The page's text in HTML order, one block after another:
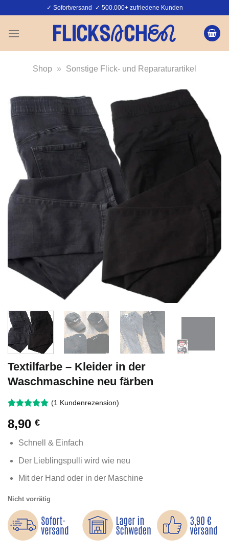
springen
✓ Sofortversand ✓ 500.000+ zufriedene Kunden
Shop » Sonstige Flick- und Reparaturartikel
Textilfarbe – Kleider in der
Waschmaschine neu färben
mit5von
5, basierend
Kundenbewertung
(1Kundenrezension)
8,90 €
Schnell & Einfach
Der Lieblingspulli wird wie neu
Mit der Hand oder in der Maschine
Nicht vorrätig